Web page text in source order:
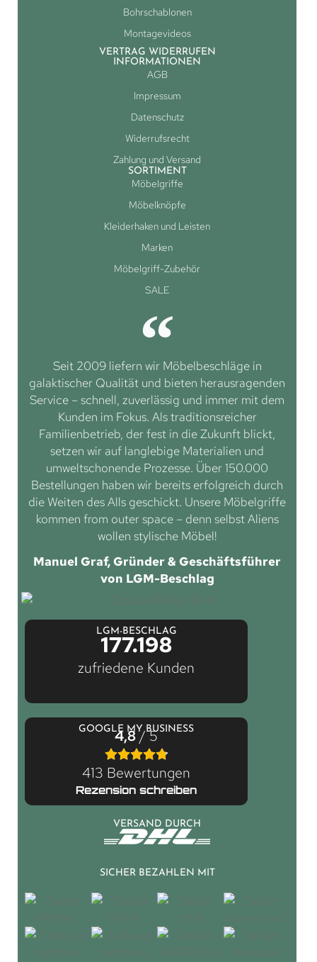
Bohrschablonen
Montagevideos
VERTRAG WIDERRUFEN
INFORMATIONEN
AGB
Impressum
Datenschutz
Widerrufsrecht
Zahlung und Versand
SORTIMENT
Möbelgriffe
Möbelknöpfe
Kleiderhaken und Leisten
Marken
Möbelgriff-Zubehör
SALE
Seit 2009 liefern wir Möbelbeschläge in
galaktischer Qualität und bieten herausragenden
Service – schnell, zuverlässig und immer mit dem
Kunden im Fokus. Als traditionsreicher
Familienbetrieb, der fest in die Zukunft blickt,
setzen wir auf langlebige Materialien und
umweltschonende Prozesse. Über 150.000
Bestellungen haben wir bereits erfolgreich durch
die Weiten des Alls geschickt. Unsere Möbelgriffe
kommen from outer space – denn selbst Aliens
wollen stylische Möbel!
Manuel Graf, Gründer & Geschäftsführer
von LGM-Beschlag
LGM-BESCHLAG
177.198
zufriedene Kunden
GOOGLE MY BUSINESS
4,8/ 5
413 Bewertungen
Rezension schreiben
VERSAND DURCH
SICHER BEZAHLEN MIT